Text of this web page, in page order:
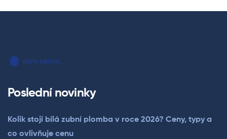
Poslední novinky
Kolik stojí bílá zubní plomba v roce 2026? Ceny, typy a
co ovlivňuje cenu